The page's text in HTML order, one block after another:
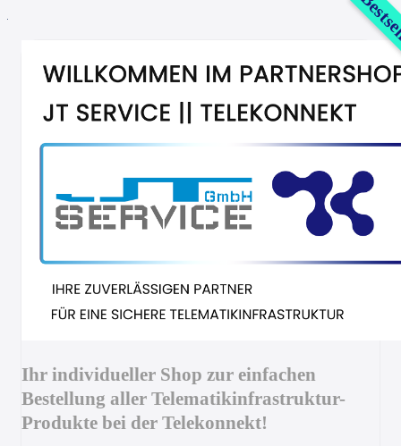
Ihr individueller Shop zur einfachen
Bestellung aller Telematikinfrastruktur-
Produkte bei der Telekonnekt!